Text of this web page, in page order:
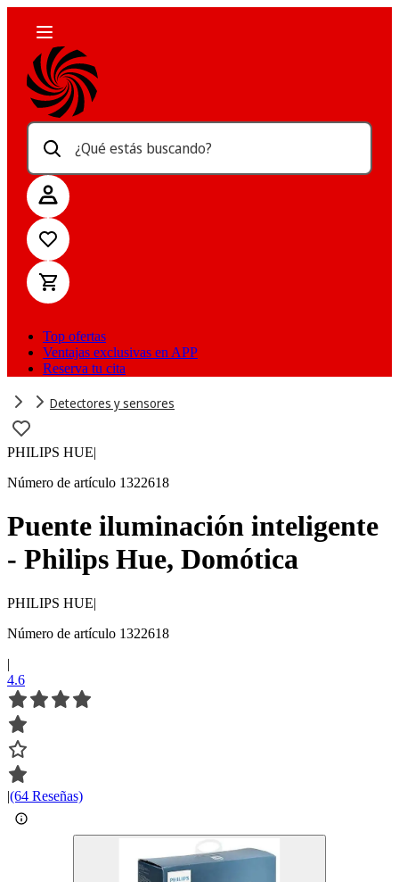
¿Qué estás buscando?
Top ofertas
Ventajas exclusivas en APP
Reserva tu cita
Detectores y sensores
PHILIPS HUE|
Número de artículo 1322618
Puente iluminación inteligente
- Philips Hue, Domótica
PHILIPS HUE|
Número de artículo 1322618
|
4.6
|(64 Reseñas)